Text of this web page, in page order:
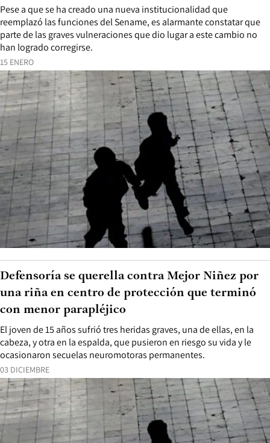
15 ENERO
Pese a que se ha creado una nueva institucionalidad que
reemplazó las funciones del Sename, es alarmante constatar que
parte de las graves vulneraciones que dio lugar a este cambio no
han logrado corregirse.
03 DICIEMBRE
El joven de 15 años sufrió tres heridas graves, una de ellas, en la
cabeza, y otra en la espalda, que pusieron en riesgo su vida y le
ocasionaron secuelas neuromotoras permanentes.
Defensoría se querella contra Mejor Niñez por
una riña en centro de protección que terminó
con menor parapléjico